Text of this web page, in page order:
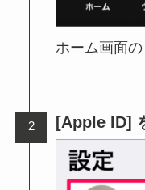
ホーム画面の
[Apple ID]